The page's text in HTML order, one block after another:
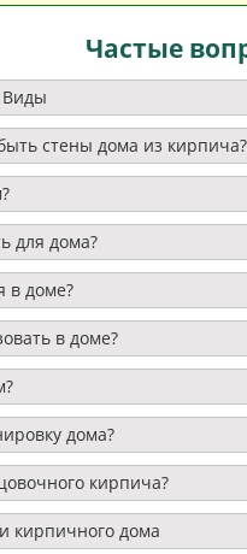
Частые
Виды
стены дома из кирпича?
для дома?
в доме?
в доме?
дома?
кирпича?
кирпичного дома